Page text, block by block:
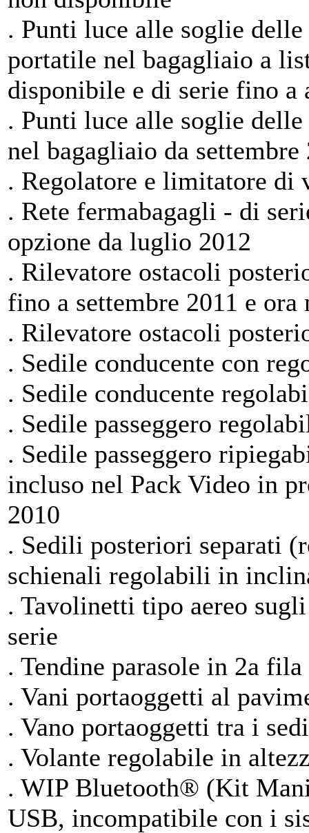
. Punti luce alle soglie
portatile nel bagagliaio a
disponibile e di serie fino a
. Punti luce alle soglie
nel bagagliaio da
. Regolatore e limitatore di
. Rete fermabagagli - di
opzione da luglio 2012
. Rilevatore ostacoli
fino a settembre 2011 e
. Rilevatore ostacoli
. Sedile conducente con
. Sedile conducente
. Sedile passeggero
. Sedile passeggero
incluso nel Pack Video in
2010
. Sedili posteriori separati
schienali regolabili in
. Tavolinetti tipo aereo
serie
. Tendine parasole in 2a
. Vani portaoggetti al
. Vano portaoggetti tra i
. Volante regolabile in
. WIP Bluetooth® (Kit
USB, incompatibile con i